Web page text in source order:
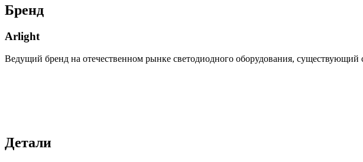
Бренд
Arlight
Ведущий бренд на отечественном рынке светодиодного оборудования, существующий
Детали